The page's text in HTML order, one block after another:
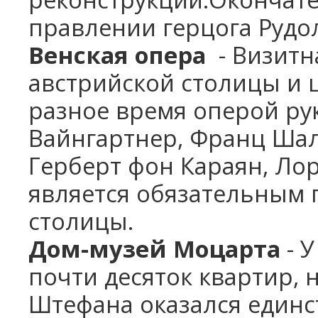
правлении герцога
Венская опера -
австрийской столицы и
разное время оперой
Вайнгартнер, Франц
Герберт фон Караян,
является
столицы.
Дом-музей Моцарта -
почти десяток квартир,
Штефана оказался